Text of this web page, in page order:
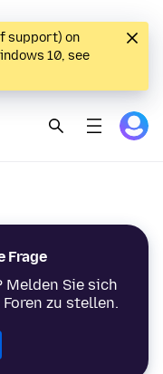
support) on
10, see
Frage
Melden Sie sich
zu stellen.